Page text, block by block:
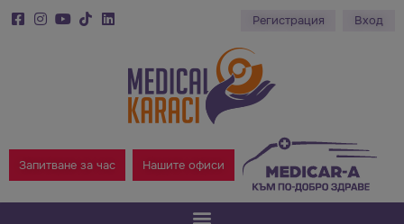
Регистрация Вход
Запитване за час Нашите офиси